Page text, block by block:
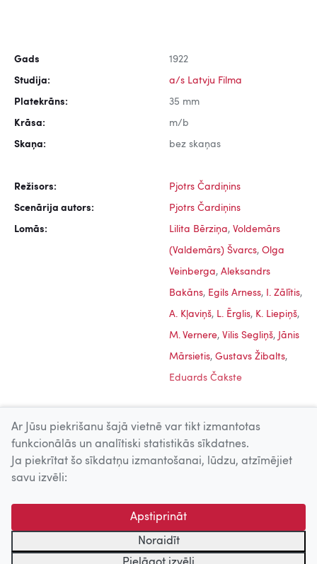
Gads 1922
Studija: a/s Latvju Filma
Platekrāns: 35 mm
Krāsa: m/b
Skaņa: bez skaņas
Režisors: Pjotrs Čardiņins
Scenārija autors: Pjotrs Čardiņins
Lomās: Lilita Bērziņa, Voldemārs
(Valdemārs) Švarcs, Olga
Veinberga, Aleksandrs
Bakāns, Egils Arness, I. Zālītis,
A. Kļaviņš, L. Ērglis, K. Liepiņš,
M. Vernere, Vilis Segliņš, Jānis
Mārsietis, Gustavs Žibalts,
Eduards Čakste
Uz augšu
© 2026 Nacionālais Kino centrs, Kultūras informācijas sistēmu
centrs. Sadarbības partneris: Latvijas Valsts
kinofotofonodokumentu arhīvs.
Ar Jūsu piekrišanu šajā vietnē var tikt izmantotas
funkcionālās un analītiski statistikās sīkdatnes.
Ja piekrītat šo sīkdatņu izmantošanai, lūdzu, atzīmējiet
savu izvēli:
Apstiprināt
Noraidīt